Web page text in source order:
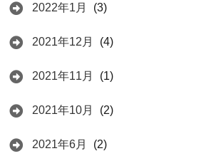
2022年1月 (3)
2021年12月 (4)
2021年11月 (1)
2021年10月 (2)
2021年6月 (2)